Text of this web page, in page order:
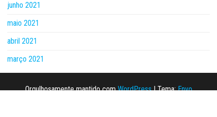
junho 2021
maio 2021
abril 2021
março 2021
Orgulhosamente mantido comWordPress |Tema:Envo